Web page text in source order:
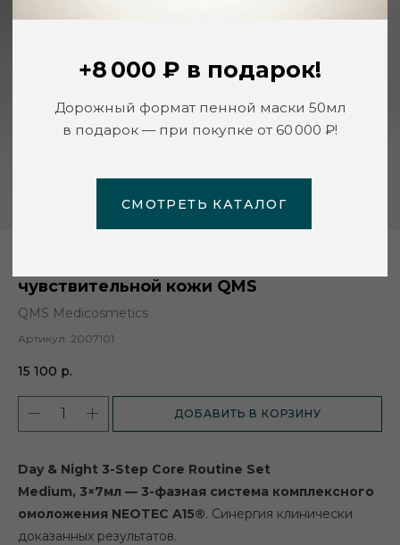
чувствительной кожи QMS
QMS Medicosmetics
Артикул: 2007101
15 100 р.
ДОБАВИТЬ В КОРЗИНУ
Day & Night 3-Step Core Routine Set
Medium, 3×7мл — 3-фазная система комплексного
омоложения NEOTEC A15®. Синергия клинически
доказанных результатов.